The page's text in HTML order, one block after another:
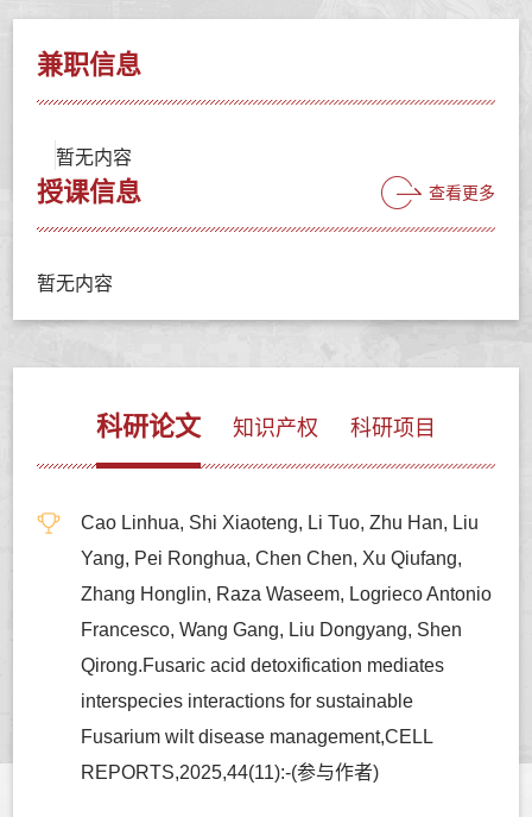
兼职信息
暂无内容
授课信息 查看更多
暂无内容
科研论文 知识产权 科研项目
Cao Linhua, Shi Xiaoteng, Li Tuo, Zhu Han, Liu
Yang, Pei Ronghua, Chen Chen, Xu Qiufang,
Zhang Honglin, Raza Waseem, Logrieco Antonio
Francesco, Wang Gang, Liu Dongyang, Shen
Qirong.Fusaric acid detoxification mediates
interspecies interactions for sustainable
Fusarium wilt disease management,CELL
REPORTS,2025,44(11):-(参与作者)